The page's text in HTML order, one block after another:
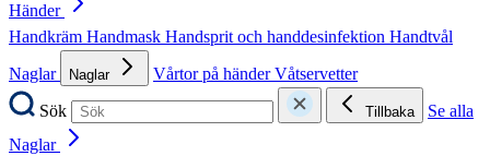
Händer
Handkräm Handmask Handsprit och handdesinfektion Handtvål
Naglar
Naglar Vårtor på händerVåtservetter
Sök
Tillbaka
Se alla
Naglar